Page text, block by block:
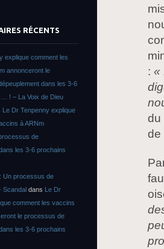
: «
du
de
RÉCENTS
explique comment les
annonceront le
dans les 3-6
! – La Voix de Dieu
Le Dr Tenpenny explique
à ARNm
de
les 3-6 prochains
Un processus de
Scandal dans Le Dr
comment les vaccins
le processus de
les 3-6 prochains